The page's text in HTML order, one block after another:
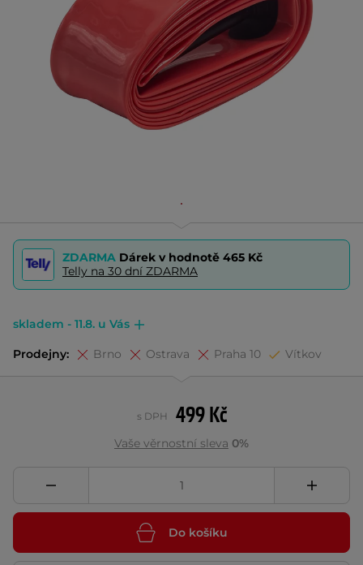
ZDARMA Dárek v hodnotě 465 Kč
Telly na 30 dní ZDARMA
skladem - 11.8. u Vás
Prodejny: Brno Ostrava Praha 10 Vítkov
499 Kč
s DPH
Vaše věrnostní sleva 0%
Do košíku